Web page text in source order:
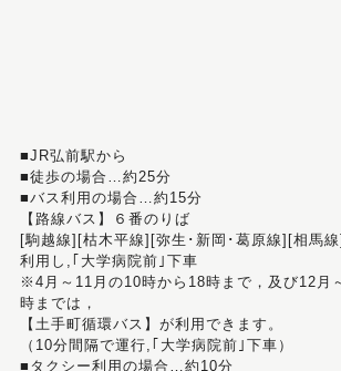
■JR弘前駅から
■徒歩の場合…約25分
■バス利用の場合…約15分
【路線バス】６番のりば
[駒越線][枯木平線][弥生･新岡･葛原線][相馬
利用し,｢大学病院前｣下車
※4月～11月の10時から18時まで，及び12月
時までは，
【土手町循環バス】が利用できます。
（10分間隔で運行,｢大学病院前｣下車）
■タクシー利用の場合…約10分